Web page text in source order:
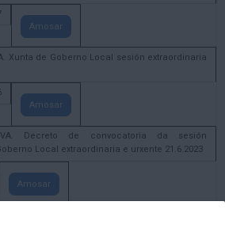
Amosar
Xunta de Goberno Local sesión extraordinaria
Amosar
Decreto de convocatoria da sesión
Local extraordinaria e urxente 21.6.2023
Amosar